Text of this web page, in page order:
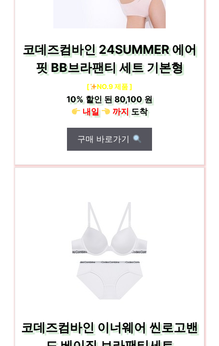
코데즈컴바인 24SUMMER 에어
핏 BB브라팬티 세트 기본형
[ NO.9 제품 ]
10%할인 된80,100 원
내일
까지도착
구매 바로가기
코데즈컴바인 이너웨어 씬로고밴